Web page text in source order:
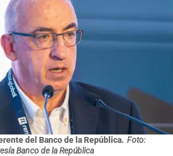
del Banco de la República. Foto:
Banco de la República